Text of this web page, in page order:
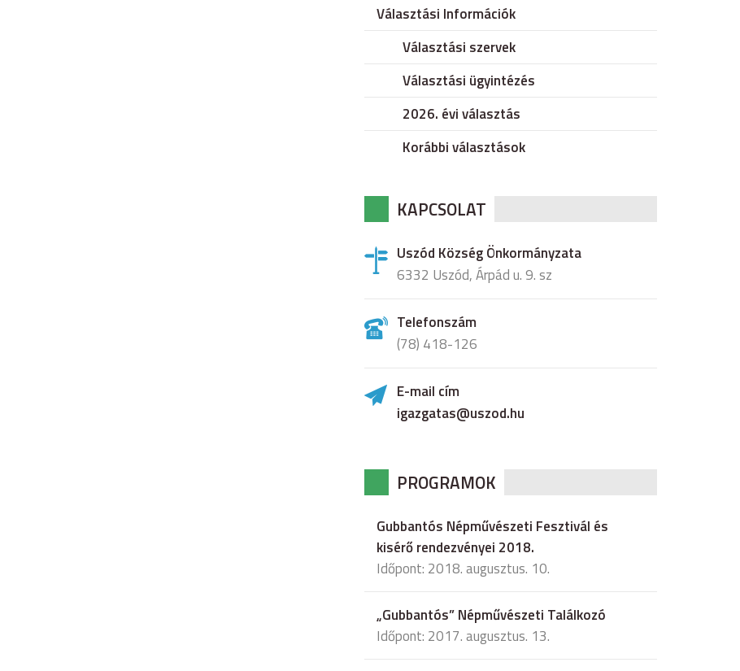
Választási Információk
Választási szervek
Választási ügyintézés
2026. évi választás
Korábbi választások
KAPCSOLAT
Uszód Község Önkormányzata
6332 Uszód, Árpád u. 9. sz
Telefonszám
(78) 418-126
E-mail cím
igazgatas@uszod.hu
PROGRAMOK
Gubbantós Népművészeti Fesztivál és
kisérő rendezvényei 2018.
Időpont: 2018. augusztus. 10.
„Gubbantós” Népművészeti Találkozó
Időpont: 2017. augusztus. 13.